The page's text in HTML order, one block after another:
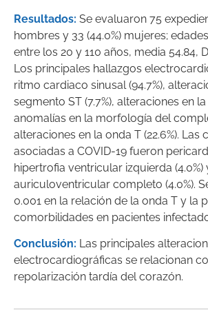
Resultados: Se evaluaron 75
hombres y 33 (44.0%) mujeres;
entre los 20 y 110 años, media 54.84,
Los principales hallazgos
ritmo cardiaco sinusal (94.7%),
segmento ST (7.7%), alteraciones en la
anomalías en la morfología del
alteraciones en la onda T (22.6%). Las
asociadas a COVID-19 fueron
hipertrofia ventricular izquierda
auriculoventricular completo (4.0%).
0.001 en la relación de la onda T y la
comorbilidades en pacientes
Conclusión: Las principales
electrocardiográficas se relacionan
repolarización tardía del corazón.